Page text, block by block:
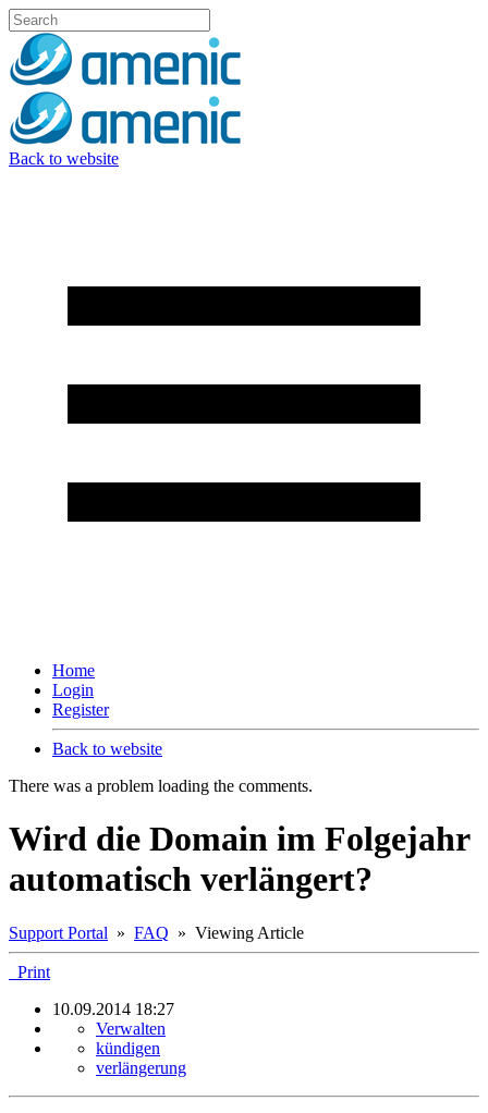
Back to website
Home
Login
Register
Back to website
There was a problem loading the comments.
Wird die Domain im Folgejahr
automatisch verlängert?
Support Portal » FAQ » Viewing Article
Print
10.09.2014 18:27
Verwalten
kündigen
verlängerung